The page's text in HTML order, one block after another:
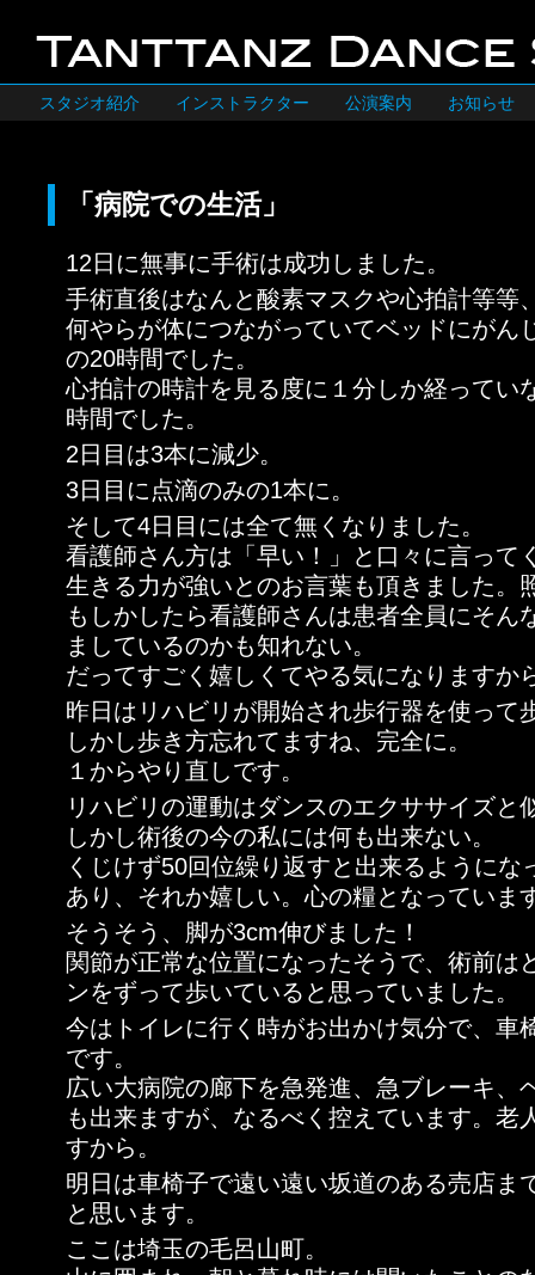
スタジオ紹介 インストラクター 公演案内 お知らせ
「病院での生活」
12日に無事に手術は成功しました。
手術直後はなんと酸素マスクや心拍計等等
何やらが体につながっていてベッドにがん
の20時間でした。
心拍計の時計を見る度に１分しか経ってい
時間でした。
2日目は3本に減少。
3日目に点滴のみの1本に。
そして4日目には全て無くなりました。
看護師さん方は「早い！」と口々に言って
生きる力が強いとのお言葉も頂きました。
もしかしたら看護師さんは患者全員にそん
ましているのかも知れない。
だってすごく嬉しくてやる気になりますか
昨日はリハビリが開始され歩行器を使って
しかし歩き方忘れてますね、完全に。
１からやり直しです。
リハビリの運動はダンスのエクササイズと
しかし術後の今の私には何も出来ない。
くじけず50回位繰り返すと出来るようにな
あり、それか嬉しい。心の糧となっていま
そうそう、脚が3cm伸びました！
関節が正常な位置になったそうで、術前は
ンをずって歩いていると思っていました。
今はトイレに行く時がお出かけ気分で、車
です。
広い大病院の廊下を急発進、急ブレーキ、
も出来ますが、なるべく控えています。老
すから。
明日は車椅子で遠い遠い坂道のある売店ま
と思います。
ここは埼玉の毛呂山町。